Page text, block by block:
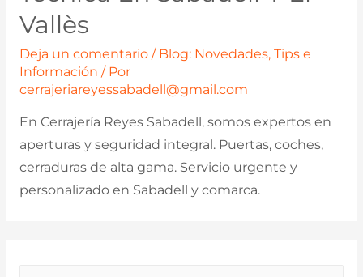
Vallès
Deja un comentario / Blog: Novedades, Tips e
Información / Por
cerrajeriareyessabadell@gmail.com
En Cerrajería Reyes Sabadell, somos expertos en
aperturas y seguridad integral. Puertas, coches,
cerraduras de alta gama. Servicio urgente y
personalizado en Sabadell y comarca.